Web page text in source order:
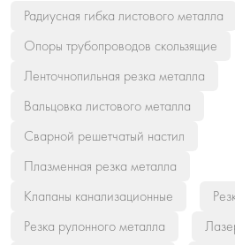
Радиусная гибка листового металла
Опоры трубопроводов скользящие
Ленточнопильная резка металла
Вальцовка листового металла
Сварной решетчатый настил
Плазменная резка металла
Клапаны канализационные
Резка рулонного металла